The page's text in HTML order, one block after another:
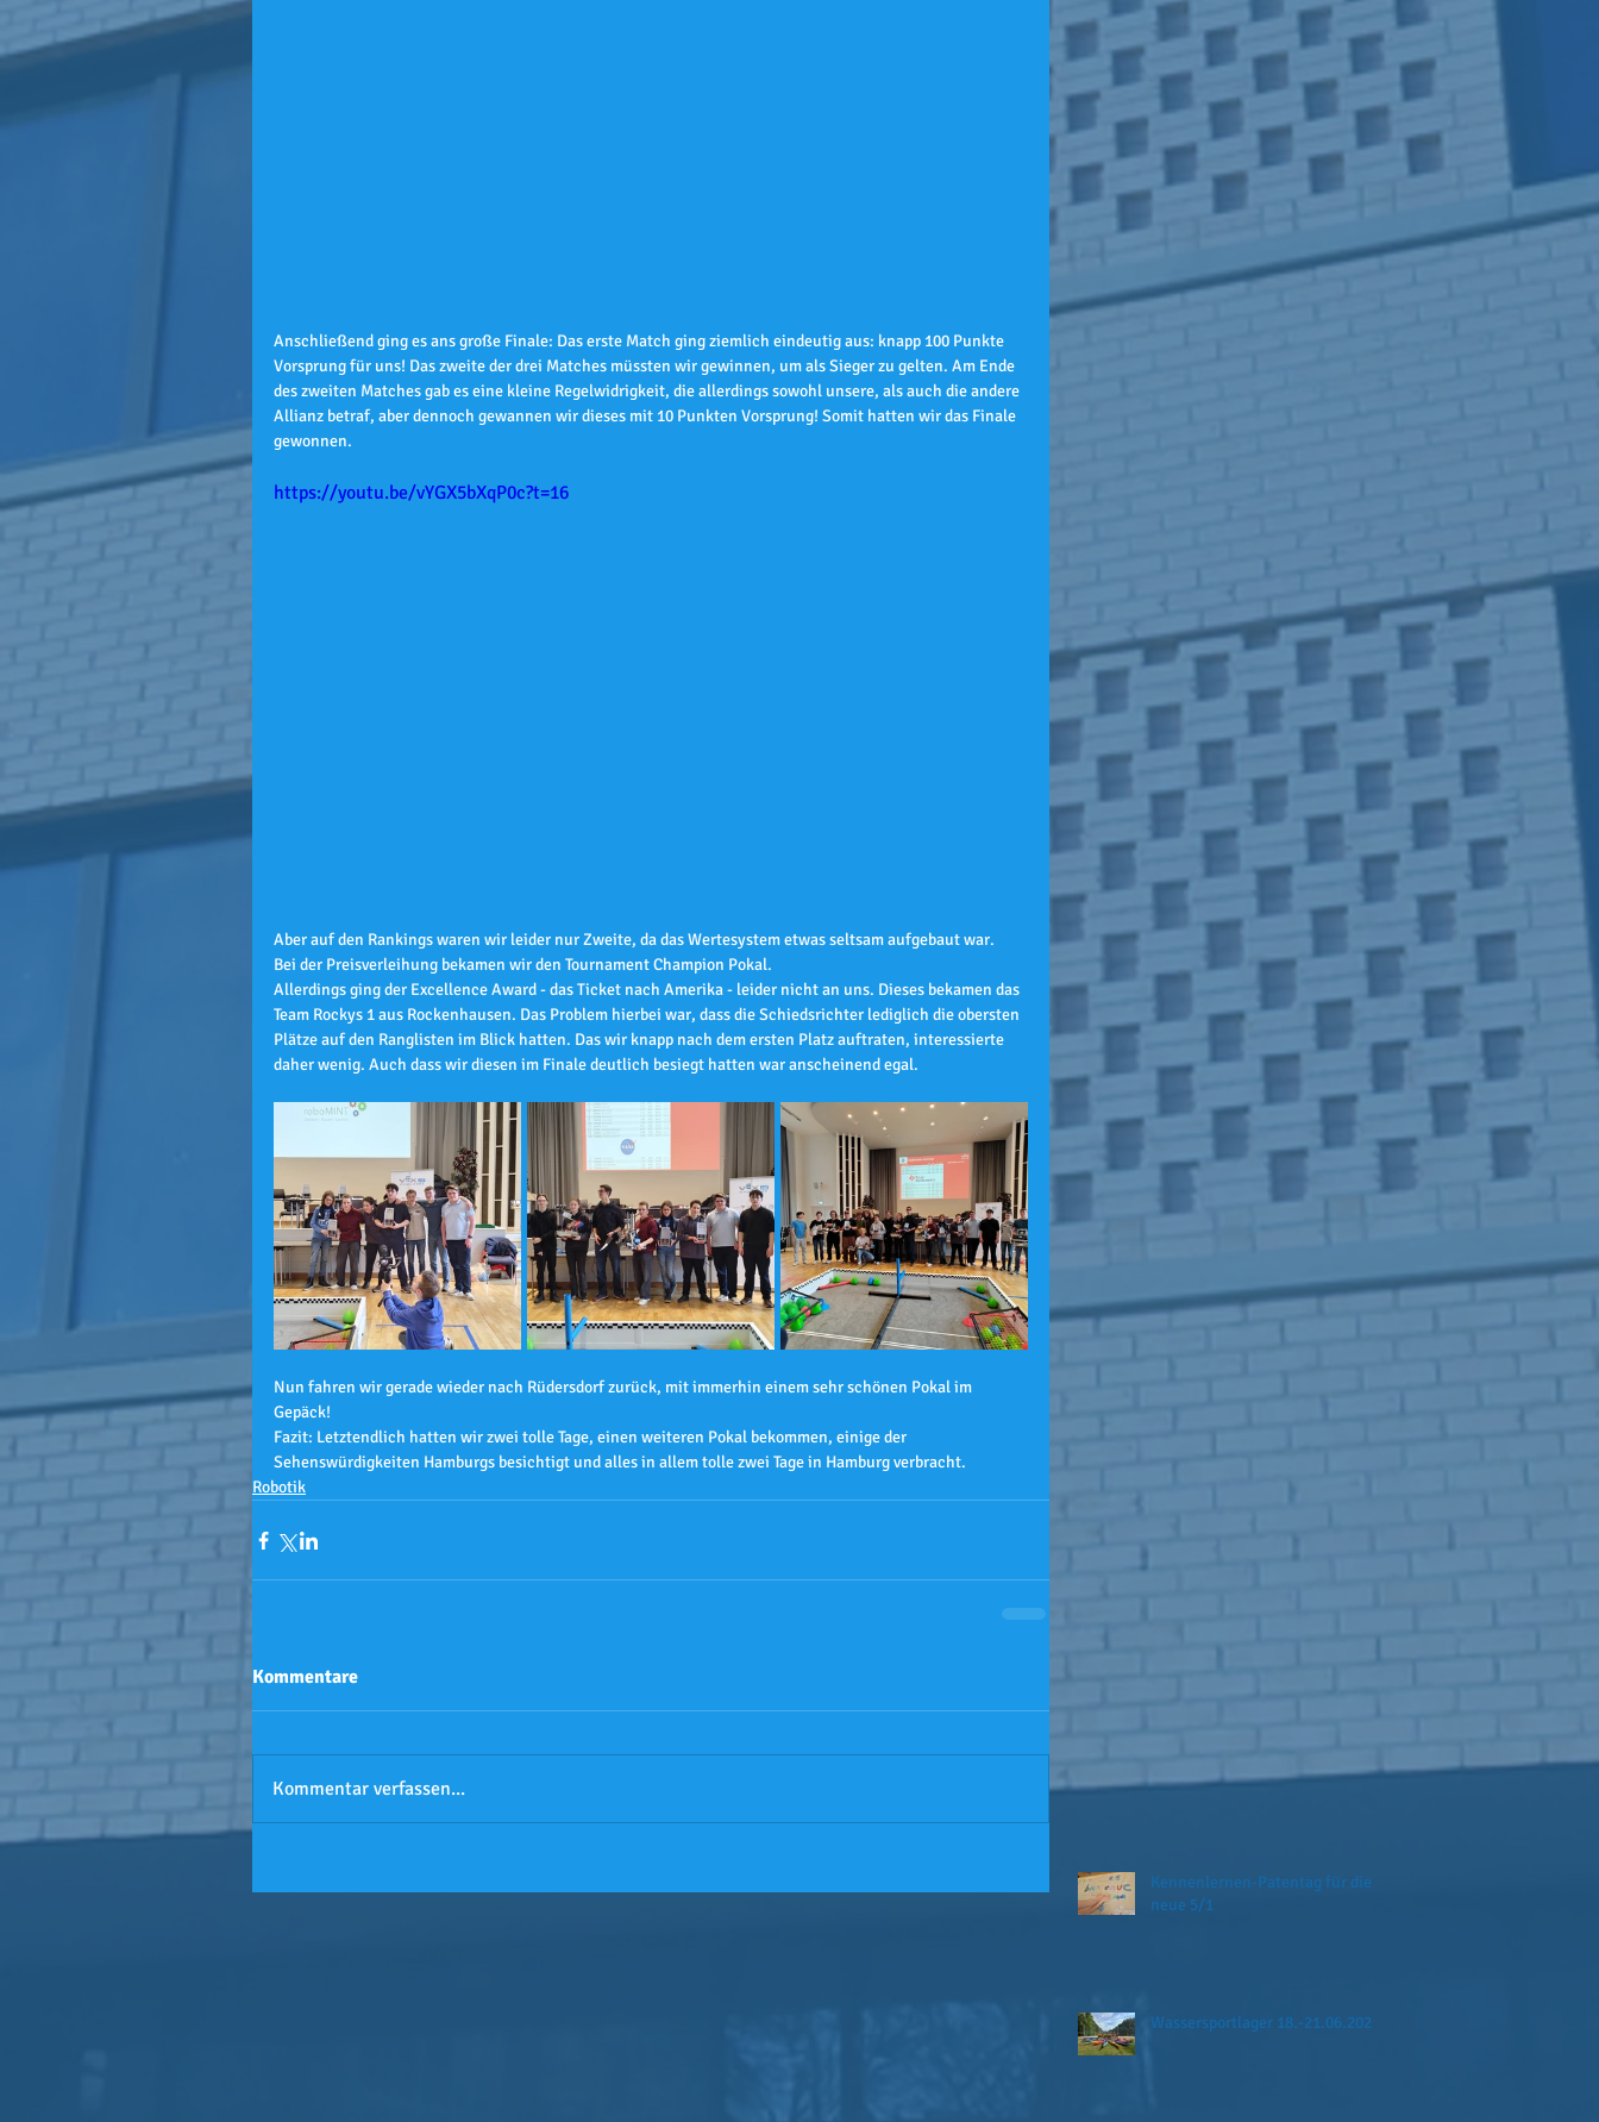
Anschließend ging es ans große Finale: Das erste Match ging ziemlich eindeutig aus: knapp 100 Punkte
Vorsprung für uns! Das zweite der drei Matches müssten wir gewinnen, um als Sieger zu gelten. Am Ende
des zweiten Matches gab es eine kleine Regelwidrigkeit, die allerdings sowohl unsere, als auch die andere
Allianz betraf, aber dennoch gewannen wir dieses mit 10 Punkten Vorsprung! Somit hatten wir das Finale
gewonnen.
https://youtu.be/vYGX5bXqP0c?t=16
Aber auf den Rankings waren wir leider nur Zweite, da das Wertesystem etwas seltsam aufgebaut war.
Bei der Preisverleihung bekamen wir den Tournament Champion Pokal.
Allerdings ging der Excellence Award - das Ticket nach Amerika - leider nicht an uns. Dieses bekamen das
Team Rockys 1 aus Rockenhausen. Das Problem hierbei war, dass die Schiedsrichter lediglich die obersten
Plätze auf den Ranglisten im Blick hatten. Das wir knapp nach dem ersten Platz auftraten, interessierte
daher wenig. Auch dass wir diesen im Finale deutlich besiegt hatten war anscheinend egal.
Nun fahren wir gerade wieder nach Rüdersdorf zurück, mit immerhin einem sehr schönen Pokal im
Gepäck!
Fazit: Letztendlich hatten wir zwei tolle Tage, einen weiteren Pokal bekommen, einige der
Sehenswürdigkeiten Hamburgs besichtigt und alles in allem tolle zwei Tage in Hamburg verbracht.
Robotik
Kommentare
Kommentar verfassen...
Kennenlernen-Patentag für die
neue 5/1
Wassersportlager 18.-21.06.2026